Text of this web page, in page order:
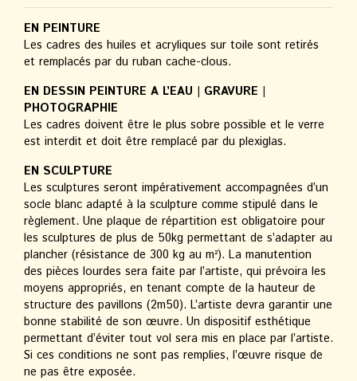
EN PEINTURE
Les cadres des huiles et acryliques sur toile sont retirés
et remplacés par du ruban cache-clous.
EN DESSIN PEINTURE A L’EAU | GRAVURE |
PHOTOGRAPHIE
Les cadres doivent être le plus sobre possible et le verre
est interdit et doit être remplacé par du plexiglas.
EN SCULPTURE
Les sculptures seront impérativement accompagnées d’un
socle blanc adapté à la sculpture comme stipulé dans le
règlement. Une plaque de répartition est obligatoire pour
les sculptures de plus de 50kg permettant de s’adapter au
plancher (résistance de 300 kg au m²). La manutention
des pièces lourdes sera faite par l’artiste, qui prévoira les
moyens appropriés, en tenant compte de la hauteur de
structure des pavillons (2m50). L’artiste devra garantir une
bonne stabilité de son œuvre. Un dispositif esthétique
permettant d’éviter tout vol sera mis en place par l’artiste.
Si ces conditions ne sont pas remplies, l’œuvre risque de
ne pas être exposée.